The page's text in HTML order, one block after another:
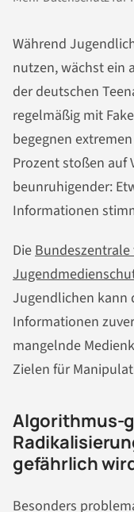
Während
nutzen, wächst ein
der deutschen
regelmäßig mit
begegnen
Prozent stoßen auf
beunruhigender:
Informationen
Die
Jugendlichen kann
Informationen
mangelnde
Zielen für
Algorithmus-
gefährlich
Besonders